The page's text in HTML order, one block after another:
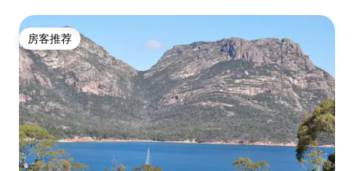
房客推荐
房客推荐